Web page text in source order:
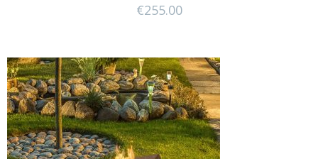
€255.00